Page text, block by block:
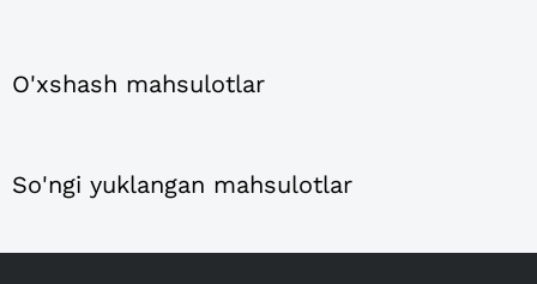
O'xshash mahsulotlar
So'ngi yuklangan mahsulotlar